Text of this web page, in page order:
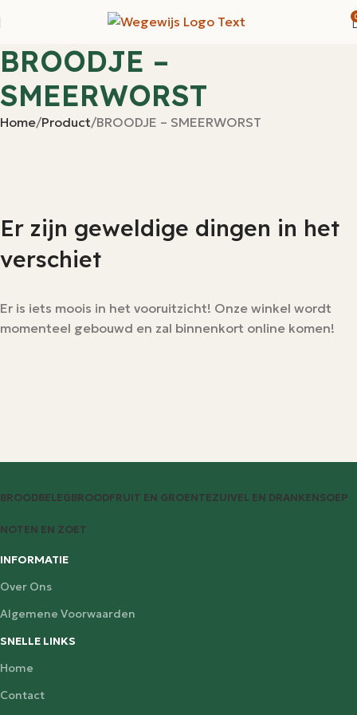
BROODJE –
SMEERWORST
Home Product BROODJE – SMEERWORST
Er zijn geweldige dingen in het
verschiet
Er is iets moois in het vooruitzicht! Onze winkel wordt
momenteel gebouwd en zal binnenkort online komen!
BROODBELEGBROODFRUIT EN GROENTEZUIVEL EN DRANKENSOEP
NOTEN EN ZOET
INFORMATIE
Over Ons
Algemene Voorwaarden
SNELLE LINKS
Home
Contact